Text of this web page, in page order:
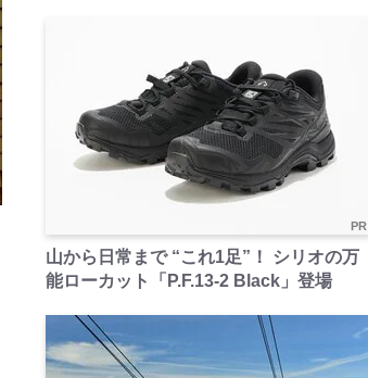
PR
山から日常まで “これ1足”！ シリオの万
能ローカット「P.F.13-2 Black」登場